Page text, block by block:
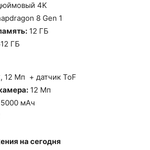
4K
8 Gen 1
12 ГБ
ГБ
12 Мп + датчик ToF
12 Мп
5000 мАч
на сегодня